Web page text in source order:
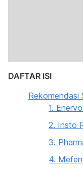
DAFTAR ISI
Rekomendasi
1.
2. Insto
3.
4.